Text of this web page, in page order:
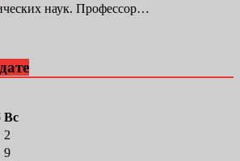
наук. Профессор…
Вс
2
9